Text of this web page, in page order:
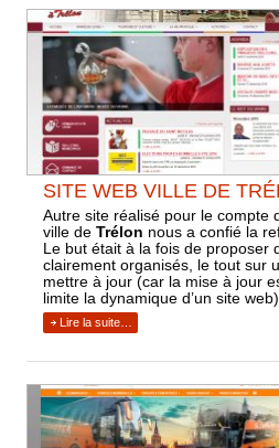
SITE WEB VILLE DE
Autre site réalisé pour le compte
ville de Trélon nous a confié la
Le but était à la fois de proposer
clairement organisés, le tout sur
mettre à jour (car la mise à jour
limite la dynamique d’un site web)
Lire la suite…